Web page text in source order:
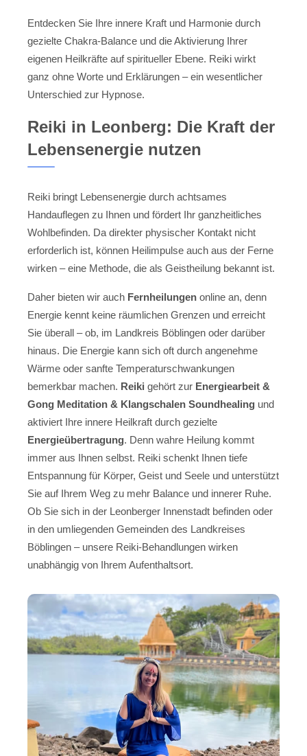
Entdecken Sie Ihre innere Kraft und Harmonie durch
gezielte Chakra-Balance und die Aktivierung Ihrer
eigenen Heilkräfte auf spiritueller Ebene. Reiki wirkt
ganz ohne Worte und Erklärungen – ein wesentlicher
Unterschied zur Hypnose.
Reiki in Leonberg: Die Kraft der
Lebensenergie nutzen
Reiki bringt Lebensenergie durch achtsames
Handauflegen zu Ihnen und fördert Ihr ganzheitliches
Wohlbefinden. Da direkter physischer Kontakt nicht
erforderlich ist, können Heilimpulse auch aus der Ferne
wirken – eine Methode, die als Geistheilung bekannt ist.
Daher bieten wir auch Fernheilungen online an, denn
Energie kennt keine räumlichen Grenzen und erreicht
Sie überall – ob, im Landkreis Böblingen oder darüber
hinaus. Die Energie kann sich oft durch angenehme
Wärme oder sanfte Temperaturschwankungen
bemerkbar machen. Reiki gehört zur Energiearbeit &
Gong Meditation & Klangschalen Soundhealing und
aktiviert Ihre innere Heilkraft durch gezielte
Energieübertragung. Denn wahre Heilung kommt
immer aus Ihnen selbst. Reiki schenkt Ihnen tiefe
Entspannung für Körper, Geist und Seele und unterstützt
Sie auf Ihrem Weg zu mehr Balance und innerer Ruhe.
Ob Sie sich in der Leonberger Innenstadt befinden oder
in den umliegenden Gemeinden des Landkreises
Böblingen – unsere Reiki-Behandlungen wirken
unabhängig von Ihrem Aufenthaltsort.